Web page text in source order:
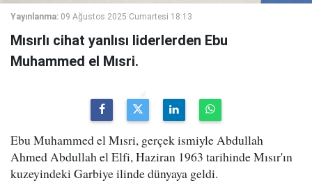
Yayınlanma: 09 Ağustos 2025 Cumartesi 18:13
Mısırlı cihat yanlısı liderlerden Ebu
Muhammed el Mısri.
Ebu Muhammed el Mısri, gerçek ismiyle Abdullah
Ahmed Abdullah el Elfi, Haziran 1963 tarihinde Mısır'ın
kuzeyindeki Garbiye ilinde dünyaya geldi.